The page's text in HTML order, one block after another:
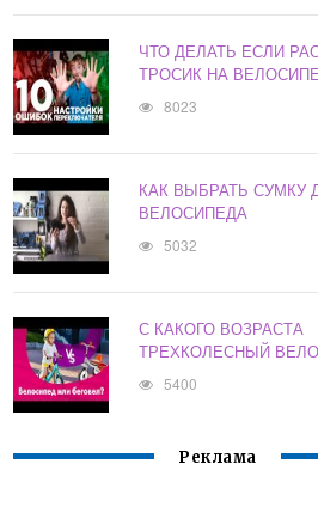
ЧТО ДЕЛАТЬ ЕСЛИ
ТРОСИК НА
8023
КАК ВЫБРАТЬ СУМКУ
ВЕЛОСИПЕДА
5032
С КАКОГО ВОЗРАСТА
ТРЕХКОЛЕСНЫЙ
5400
Реклама